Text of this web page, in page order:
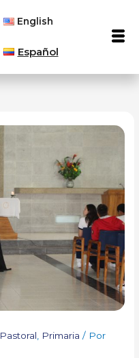
English
Español
Pastoral, Primaria / Por